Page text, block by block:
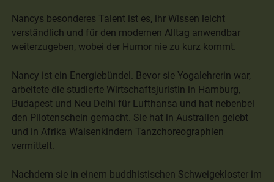
Nancys besonderes Talent ist es, ihr Wissen leicht
verständlich und für den modernen Alltag anwendbar
weiterzugeben, wobei der Humor nie zu kurz kommt.
Nancy ist ein Energiebündel. Bevor sie Yogalehrerin war,
arbeitete die studierte Wirtschaftsjuristin in Hamburg,
Budapest und Neu Delhi für Lufthansa und hat nebenbei
den Pilotenschein gemacht. Sie hat in Australien gelebt
und in Afrika Waisenkindern Tanzchoreographien
vermittelt.
Nachdem sie in einem buddhistischen Schweigekloster im